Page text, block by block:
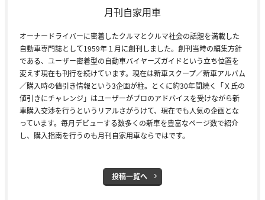
月刊自家用車
オーナードライバーに密着したクルマとクルマ社会の話題を満載した
自動車専門誌として1959年１月に創刊しました。創刊当時の編集方針
である、ユーザー密着型の自動車バイヤーズガイドという立ち位置を
変えず現在も刊行を続けています。現在は新車スクープ／新車アルバム
／購入時の値引き情報という3企画が柱。とくに約30年間続く「Ｘ氏の
値引きにチャレンジ」はユーザーがプロのアドバイスを受けながら新
車購入交渉を行うというリアルさがうけて、現在でも人気の企画とな
っています。毎月デビューする数多くの新車を豊富なページ数で紹介
し、購入指南を行うのも月刊自家用車ならではです。
投稿一覧へ